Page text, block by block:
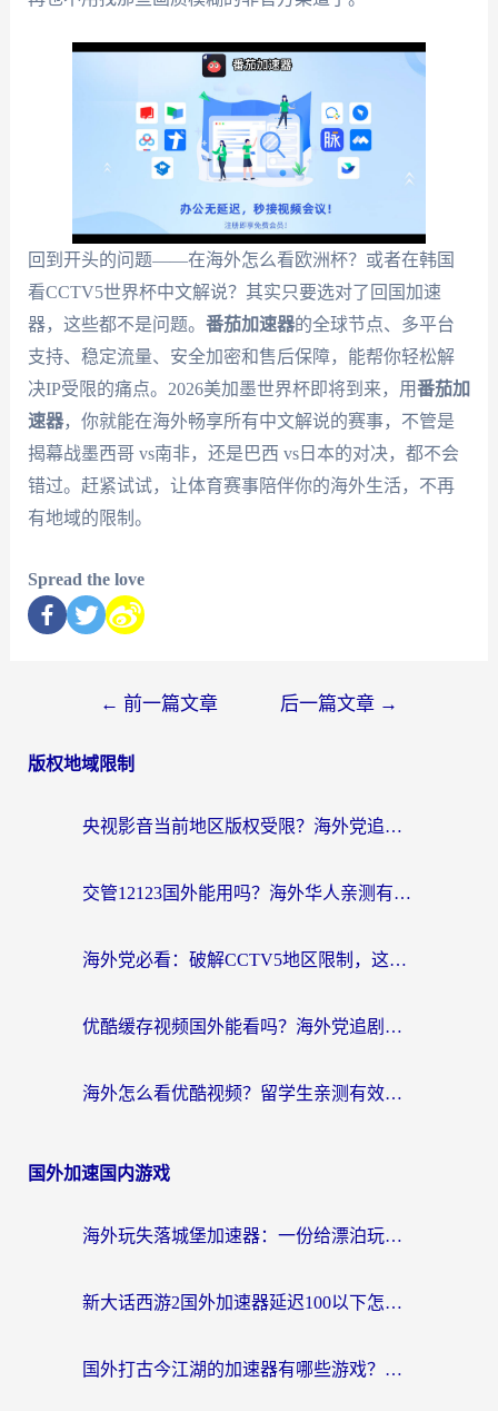
回到开头的问题——在海外怎么看欧洲杯？或者在韩国
看CCTV5世界杯中文解说？其实只要选对了回国加速
器，这些都不是问题。 番茄加速器的全球节点、多平台
支持、稳定流量、安全加密和售后保障，能帮你轻松解
决IP受限的痛点。2026美加墨世界杯即将到来，用番茄加
速器，你就能在海外畅享所有中文解说的赛事，不管是
揭幕战墨西哥 vs南非，还是巴西 vs日本的对决，都不会
错过。赶紧试试，让体育赛事陪伴你的海外生活，不再
有地域的限制。
Spread the love
← 前一篇文章 后一篇文章 →
版权地域限制
央视影音当前地区版权受限？海外党追剧看片的终极解决方案来了
交管12123国外能用吗？海外华人亲测有效的回国加速器选择指南
海外党必看：破解CCTV5地区限制，这样看欧洲杯奥运直播才够爽！
优酷缓存视频国外能看吗？海外党追剧看片的终极解决方案来了
海外怎么看优酷视频？留学生亲测有效的回国加速器选择指南
国外加速国内游戏
海外玩失落城堡加速器：一份给漂泊玩家的网络自救指南
新大话西游2国外加速器延迟100以下怎么办？海外党实测有效的低延迟指南
国外打古今江湖的加速器有哪些游戏？一个海外玩家的终极选择指南